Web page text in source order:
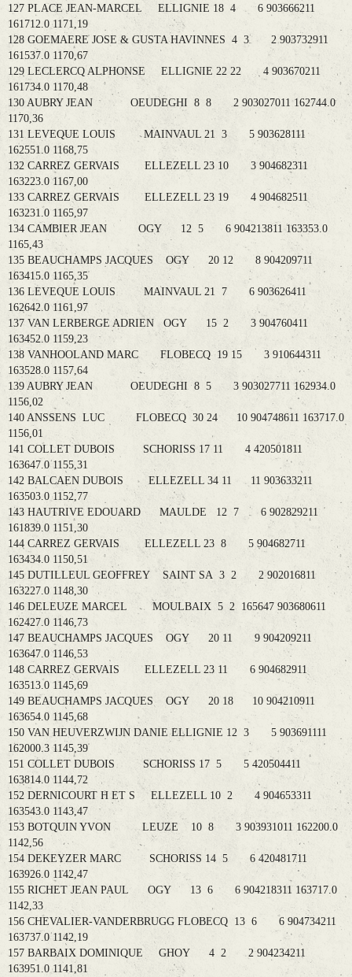
127 PLACE JEAN-MARCEL ELLIGNIE 18 4 6 903666211
161712.0 1171,19
128 GOEMAERE JOSE & GUSTA HAVINNES 4 3 2 903732911
161537.0 1170,67
129 LECLERCQ ALPHONSE ELLIGNIE 22 22 4 903670211
161734.0 1170,48
130 AUBRY JEAN OEUDEGHI 8 8 2 903027011 162744.0
1170,36
131 LEVEQUE LOUIS MAINVAUL 21 3 5 903628111
162551.0 1168,75
132 CARREZ GERVAIS ELLEZELL 23 10 3 904682311
163223.0 1167,00
133 CARREZ GERVAIS ELLEZELL 23 19 4 904682511
163231.0 1165,97
134 CAMBIER JEAN OGY 12 5 6 904213811 163353.0
1165,43
135 BEAUCHAMPS JACQUES OGY 20 12 8 904209711
163415.0 1165,35
136 LEVEQUE LOUIS MAINVAUL 21 7 6 903626411
162642.0 1161,97
137 VAN LERBERGE ADRIEN OGY 15 2 3 904760411
163452.0 1159,23
138 VANHOOLAND MARC FLOBECQ 19 15 3 910644311
163528.0 1157,64
139 AUBRY JEAN OEUDEGHI 8 5 3 903027711 162934.0
1156,02
140 ANSSENS LUC FLOBECQ 30 24 10 904748611 163717.0
1156,01
141 COLLET DUBOIS SCHORISS 17 11 4 420501811
163647.0 1155,31
142 BALCAEN DUBOIS ELLEZELL 34 11 11 903633211
163503.0 1152,77
143 HAUTRIVE EDOUARD MAULDE 12 7 6 902829211
161839.0 1151,30
144 CARREZ GERVAIS ELLEZELL 23 8 5 904682711
163434.0 1150,51
145 DUTILLEUL GEOFFREY SAINT SA 3 2 2 902016811
163227.0 1148,30
146 DELEUZE MARCEL MOULBAIX 5 2 165647 903680611
162427.0 1146,73
147 BEAUCHAMPS JACQUES OGY 20 11 9 904209211
163647.0 1146,53
148 CARREZ GERVAIS ELLEZELL 23 11 6 904682911
163513.0 1145,69
149 BEAUCHAMPS JACQUES OGY 20 18 10 904210911
163654.0 1145,68
150 VAN HEUVERZWIJN DANIE ELLIGNIE 12 3 5 903691111
162000.3 1145,39
151 COLLET DUBOIS SCHORISS 17 5 5 420504411
163814.0 1144,72
152 DERNICOURT H ET S ELLEZELL 10 2 4 904653311
163543.0 1143,47
153 BOTQUIN YVON LEUZE 10 8 3 903931011 162200.0
1142,56
154 DEKEYZER MARC SCHORISS 14 5 6 420481711
163926.0 1142,47
155 RICHET JEAN PAUL OGY 13 6 6 904218311 163717.0
1142,33
156 CHEVALIER-VANDERBRUGG FLOBECQ 13 6 6 904734211
163737.0 1142,19
157 BARBAIX DOMINIQUE GHOY 4 2 2 904234211
163951.0 1141,81